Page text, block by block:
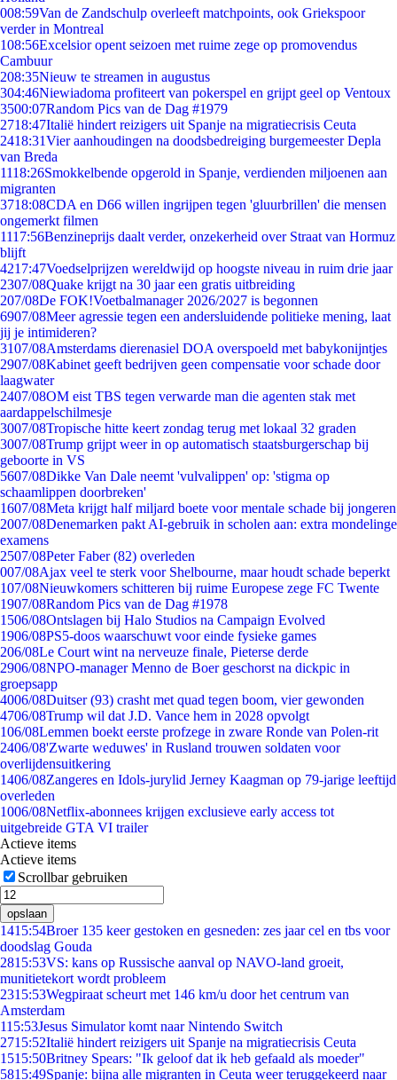
008:59Van de Zandschulp overleeft matchpoints, ook Griekspoor
verder in Montreal
108:56Excelsior opent seizoen met ruime zege op promovendus
Cambuur
208:35Nieuw te streamen in augustus
304:46Niewiadoma profiteert van pokerspel en grijpt geel op Ventoux
3500:07Random Pics van de Dag #1979
2718:47Italië hindert reizigers uit Spanje na migratiecrisis Ceuta
2418:31Vier aanhoudingen na doodsbedreiging burgemeester Depla
van Breda
1118:26Smokkelbende opgerold in Spanje, verdienden miljoenen aan
migranten
3718:08CDA en D66 willen ingrijpen tegen 'gluurbrillen' die mensen
ongemerkt filmen
1117:56Benzineprijs daalt verder, onzekerheid over Straat van Hormuz
blijft
4217:47Voedselprijzen wereldwijd op hoogste niveau in ruim drie jaar
2307/08Quake krijgt na 30 jaar een gratis uitbreiding
207/08De FOK!Voetbalmanager 2026/2027 is begonnen
6907/08Meer agressie tegen een andersluidende politieke mening, laat
jij je intimideren?
3107/08Amsterdams dierenasiel DOA overspoeld met babykonijntjes
2907/08Kabinet geeft bedrijven geen compensatie voor schade door
laagwater
2407/08OM eist TBS tegen verwarde man die agenten stak met
aardappelschilmesje
3007/08Tropische hitte keert zondag terug met lokaal 32 graden
3007/08Trump grijpt weer in op automatisch staatsburgerschap bij
geboorte in VS
5607/08Dikke Van Dale neemt 'vulvalippen' op: 'stigma op
schaamlippen doorbreken'
1607/08Meta krijgt half miljard boete voor mentale schade bij jongeren
2007/08Denemarken pakt AI-gebruik in scholen aan: extra mondelinge
examens
2507/08Peter Faber (82) overleden
007/08Ajax veel te sterk voor Shelbourne, maar houdt schade beperkt
107/08Nieuwkomers schitteren bij ruime Europese zege FC Twente
1907/08Random Pics van de Dag #1978
1506/08Ontslagen bij Halo Studios na Campaign Evolved
1906/08PS5-doos waarschuwt voor einde fysieke games
206/08Le Court wint na nerveuze finale, Pieterse derde
2906/08NPO-manager Menno de Boer geschorst na dickpic in
groepsapp
4006/08Duitser (93) crasht met quad tegen boom, vier gewonden
4706/08Trump wil dat J.D. Vance hem in 2028 opvolgt
106/08Lemmen boekt eerste profzege in zware Ronde van Polen-rit
2406/08'Zwarte weduwes' in Rusland trouwen soldaten voor
overlijdensuitkering
1406/08Zangeres en Idols-jurylid Jerney Kaagman op 79-jarige leeftijd
overleden
1006/08Netflix-abonnees krijgen exclusieve early access tot
uitgebreide GTA VI trailer
Actieve items
Actieve items
Scrollbar gebruiken
opslaan
1415:54Broer 135 keer gestoken en gesneden: zes jaar cel en tbs voor
doodslag Gouda
2815:53VS: kans op Russische aanval op NAVO-land groeit,
munitietekort wordt probleem
2315:53Wegpiraat scheurt met 146 km/u door het centrum van
Amsterdam
115:53Jesus Simulator komt naar Nintendo Switch
2715:52Italië hindert reizigers uit Spanje na migratiecrisis Ceuta
1515:50Britney Spears: "Ik geloof dat ik heb gefaald als moeder"
5815:49Spanje: bijna alle migranten in Ceuta weer teruggekeerd naar